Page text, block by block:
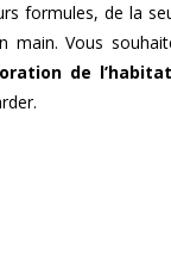
formules, de la
main. Vous
de l’habitat